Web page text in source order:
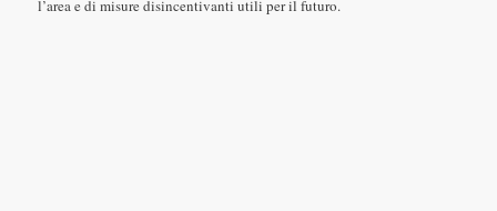
l’area e di misure disincentivanti utili per il futuro.